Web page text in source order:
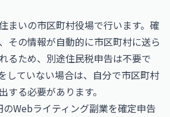
まいの市区町村役場で行います。確
その情報が自動的に市区町村に送ら
るため、別途住民税申告は不要で
していない場合は、自分で市区町村
する必要があります。
Webライティング副業を確定申告